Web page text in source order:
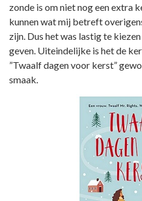
zonde is om niet nog een extra
kunnen wat mij betreft
zijn. Dus het was lastig te
geven. Uiteindelijke is het de
”Twaalf dagen voor kerst”
smaak.